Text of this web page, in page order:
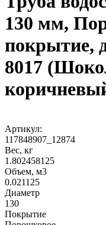
130 мм,
покрытие,
8017
Артикул:
117848907_12874
Вес, кг
1.802458125
Объем, м3
0.021125
Диаметр
130
Покрытие